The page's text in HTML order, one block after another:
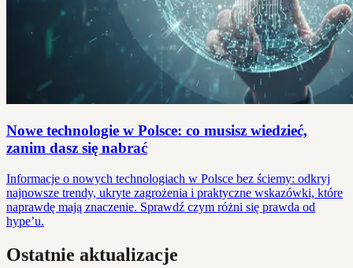
Nowe technologie w Polsce: co musisz wiedzieć,
zanim dasz się nabrać
Informacje o nowych technologiach w Polsce bez ściemy: odkryj
najnowsze trendy, ukryte zagrożenia i praktyczne wskazówki, które
naprawdę mają znaczenie. Sprawdź czym różni się prawda od
hype’u.
Ostatnie aktualizacje